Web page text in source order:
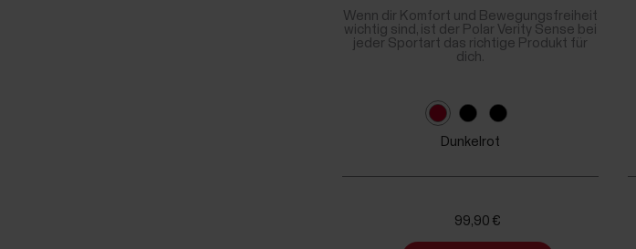
Wenn dir Komfort und Bewegungsfreiheit
wichtig sind, ist der Polar Verity Sense bei
jeder Sportart das richtige Produkt für
dich.
Dunkelrot
99,90 €